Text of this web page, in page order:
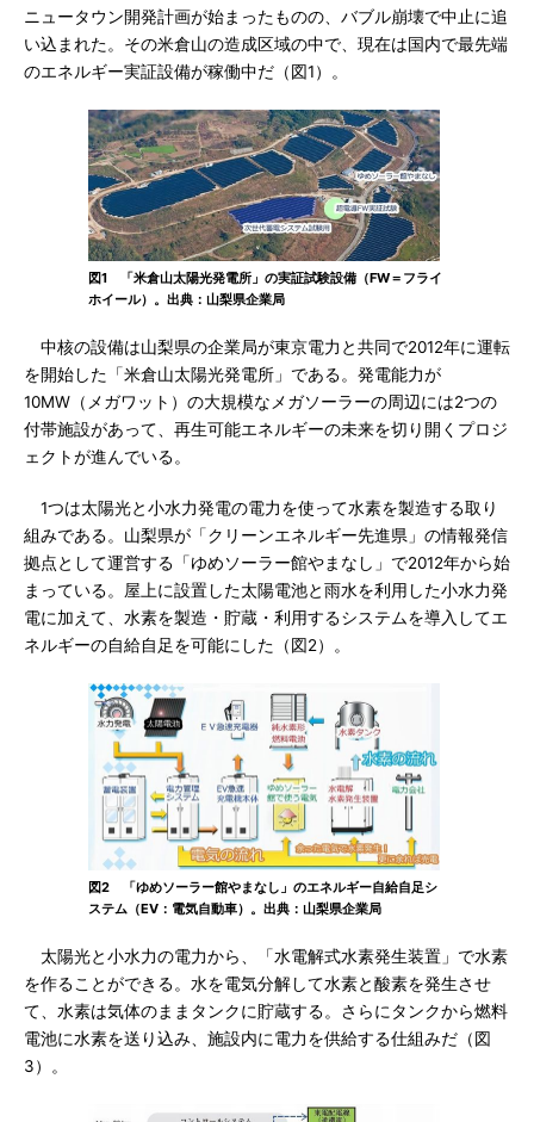
ニュータウン開発計画が始まったものの、バブル崩壊で中止に追
い込まれた。その米倉山の造成区域の中で、現在は国内で最先端
のエネルギー実証設備が稼働中だ（図1）。
図1 「米倉山太陽光発電所」の実証試験設備（FW＝フライ
ホイール）。出典：山梨県企業局
中核の設備は山梨県の企業局が東京電力と共同で2012年に運転
を開始した「米倉山太陽光発電所」である。発電能力が
10MW（メガワット）の大規模なメガソーラーの周辺には2つの
付帯施設があって、再生可能エネルギーの未来を切り開くプロジ
ェクトが進んでいる。
1つは太陽光と小水力発電の電力を使って水素を製造する取り
組みである。山梨県が「クリーンエネルギー先進県」の情報発信
拠点として運営する「ゆめソーラー館やまなし」で2012年から始
まっている。屋上に設置した太陽電池と雨水を利用した小水力発
電に加えて、水素を製造・貯蔵・利用するシステムを導入してエ
ネルギーの自給自足を可能にした（図2）。
図2 「ゆめソーラー館やまなし」のエネルギー自給自足シ
ステム（EV：電気自動車）。出典：山梨県企業局
太陽光と小水力の電力から、「水電解式水素発生装置」で水素
を作ることができる。水を電気分解して水素と酸素を発生させ
て、水素は気体のままタンクに貯蔵する。さらにタンクから燃料
電池に水素を送り込み、施設内に電力を供給する仕組みだ（図
3）。